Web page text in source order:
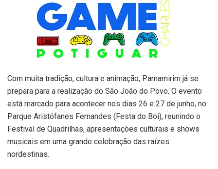
Com muita tradição, cultura e animação, Parnamirim já se
prepara para a realização do São João do Povo. O evento
está marcado para acontecer nos dias 26 e 27 de junho, no
Parque Aristófanes Fernandes (Festa do Boi), reunindo o
Festival de Quadrilhas, apresentações culturais e shows
musicais em uma grande celebração das raízes
nordestinas.